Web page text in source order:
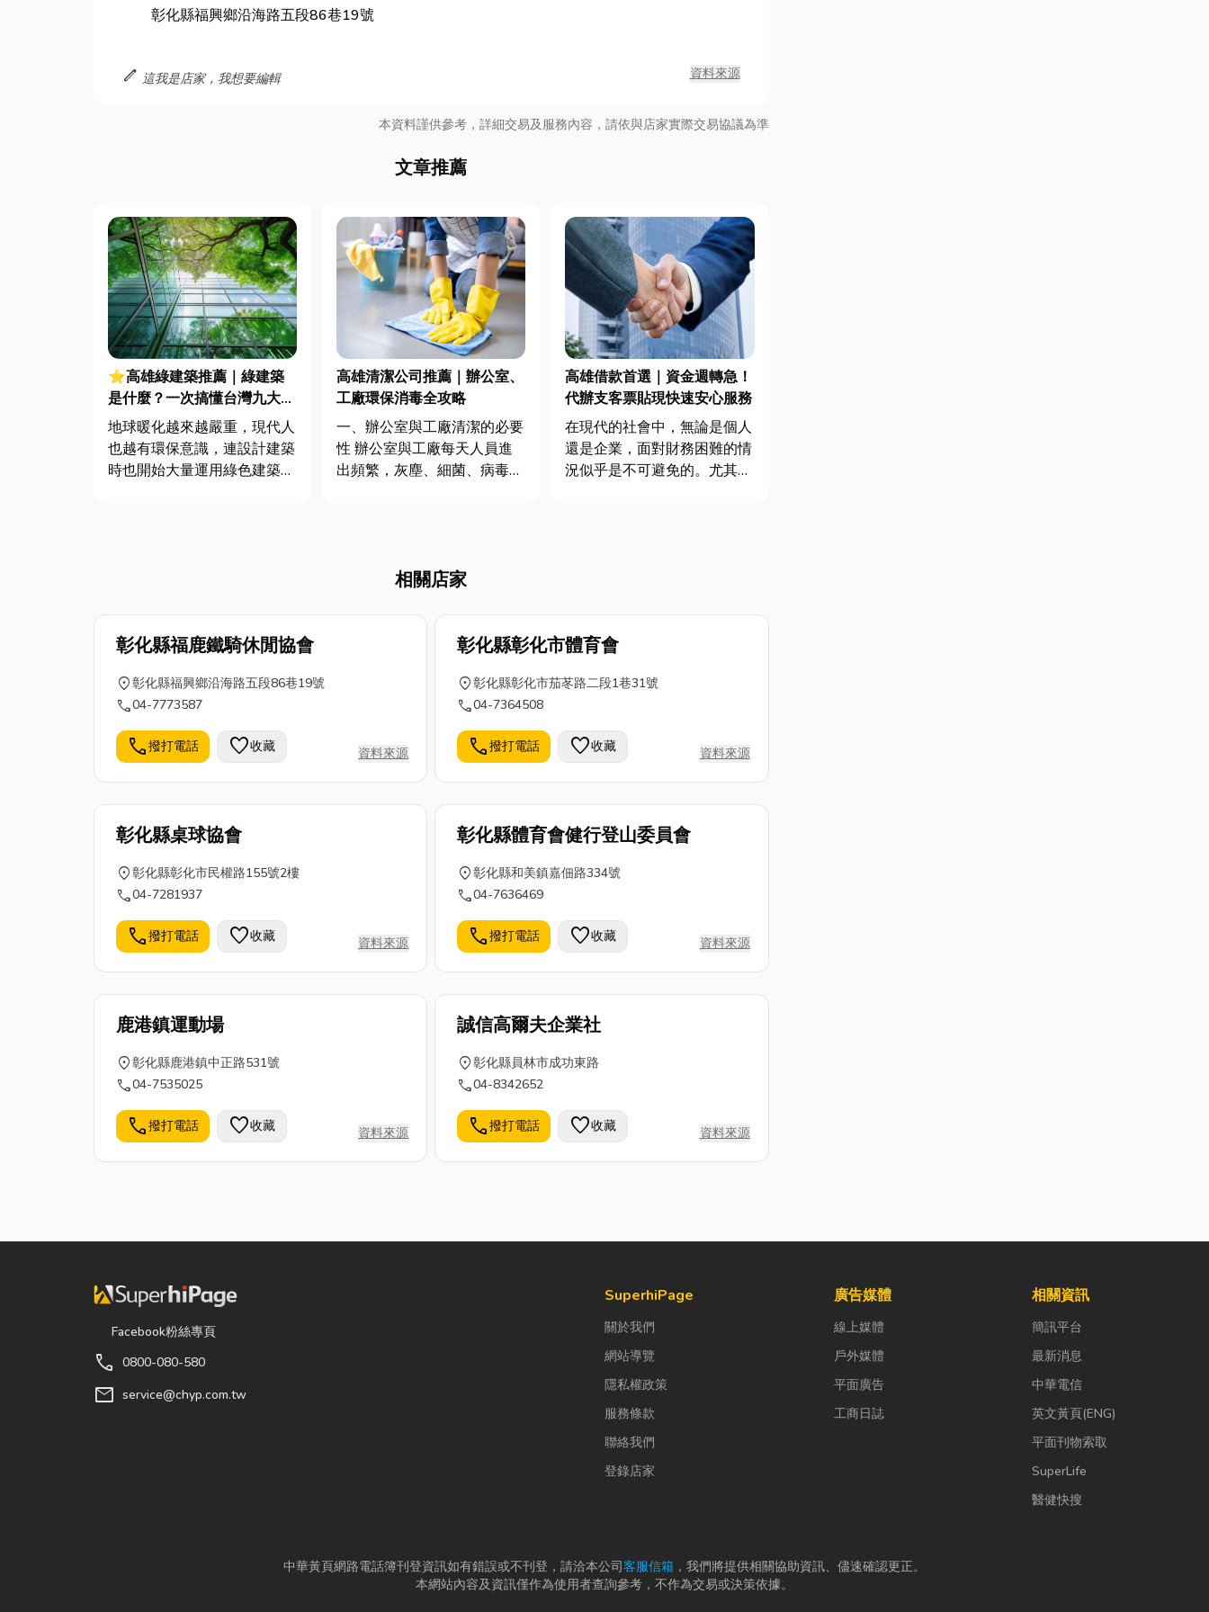
彰化縣福興鄉沿海路五段86巷19號
edit 這我是店家，我想要編輯 資料來源
本資料謹供參考，詳細交易及服務內容，請依與店家實際交易協議為準
文章推薦
⭐高雄綠建築推薦｜綠建築
是什麼？一次搞懂台灣九大指
標與綠建築優點
地球暖化越來越嚴重，現代人
也越有環保意識，連設計建築
時也開始大量運用綠色建築概
解更多就...
高雄清潔公司推薦｜辦公室、
工廠環保消毒全攻略
一、辦公室與工廠清潔的必要
性 辦公室與工廠每天人員進
出頻繁，灰塵、細菌、病毒和
潔消毒與高雄清潔公司至關重
高雄借款首選｜資金週轉急！
代辦支客票貼現快速安心服務
在現代的社會中，無論是個人
還是企業，面對財務困難的情
況似乎是不可避免的。尤其是
大...
相關店家
彰化縣福鹿鐵騎休閒協會
location_on彰化縣福興鄉沿海路五段86巷19號
call04-7773587
call撥打電話 favorite收藏 資料來源
彰化縣彰化市體育會
location_on彰化縣彰化市茄苳路二段1巷31號
call04-7364508
call撥打電話 favorite收藏 資料來源
彰化縣桌球協會
location_on彰化縣彰化市民權路155號2樓
call04-7281937
call撥打電話 favorite收藏 資料來源
彰化縣體育會健行登山委員會
location_on彰化縣和美鎮嘉佃路334號
call04-7636469
call撥打電話 favorite收藏 資料來源
鹿港鎮運動場
location_on彰化縣鹿港鎮中正路531號
call04-7535025
call撥打電話 favorite收藏 資料來源
誠信高爾夫企業社
location_on彰化縣員林市成功東路
call04-8342652
call撥打電話 favorite收藏 資料來源
Facebook粉絲專頁
call 0800-080-580
mail service@chyp.com.tw
SuperhiPage
關於我們
網站導覽
隱私權政策
服務條款
聯絡我們
登錄店家
廣告媒體
線上媒體
戶外媒體
平面廣告
工商日誌
相關資訊
簡訊平台
最新消息
中華電信
英文黃頁(ENG)
平面刊物索取
SuperLife
醫健快搜
中華黃頁網路電話簿刊登資訊如有錯誤或不刊登，請洽本公司客服信箱 ，我們將提供相關協助資訊、儘速確認更正。
本網站內容及資訊僅作為使用者查詢參考，不作為交易或決策依據。